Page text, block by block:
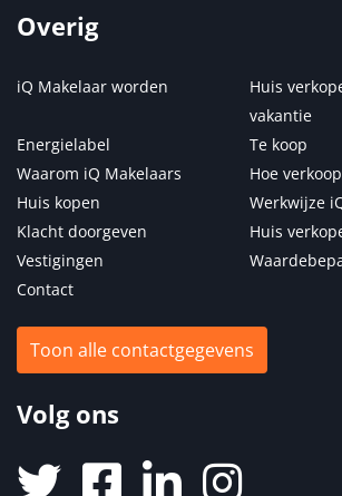
Overig
iQ Makelaar worden
Huis
vakantie
Energielabel
Te koop
Waarom iQ Makelaars
Hoe
Huis kopen
Werkwijze
Klacht doorgeven
Huis
Vestigingen
Contact
Toon alle contactgegevens
Volg ons